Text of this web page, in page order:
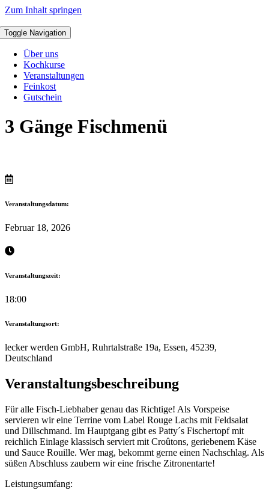
Zum Inhalt springen
Toggle Navigation
Über uns
Kochkurse
Veranstaltungen
Feinkost
Gutschein
3 Gänge Fischmenü
Veranstaltungsdatum:
Februar 18, 2026
Veranstaltungszeit:
18:00
Veranstaltungsort:
lecker werden GmbH, Ruhrtalstraße 19a, Essen, 45239,
Deutschland
Veranstaltungsbeschreibung
Für alle Fisch-Liebhaber genau das Richtige! Als Vorspeise
servieren wir eine Terrine vom Label Rouge Lachs mit Feldsalat
und Dillschmand. Im Hauptgang gibt es Patty´s Fischertopf mit
reichlich Einlage klassisch serviert mit Croûtons, geriebenem Käse
und Sauce Rouille. Wer mag, bekommt gerne einen Nachschlag. Als
süßen Abschluss zaubern wir eine frische Zitronentarte!
Leistungsumfang: